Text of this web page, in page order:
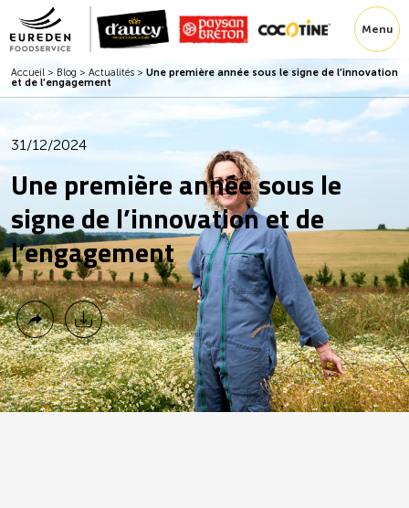
Menu
Accueil > Blog > Actualités > Une première année sous le signe de l’innovation
et de l’engagement
31/12/2024
Une première année sous le
signe de l’innovation et de
l’engagement